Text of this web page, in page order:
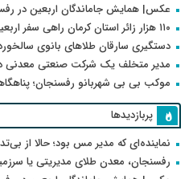
عکس| همایش جاماندگان اربعین در
۱۱۰ هزار زائر استان کرمان راهی سفر اربعین شدند
دستگیری سارقان طلاهای بانوی
مدیر متخلف یک شرکت صنعتی معدنی در
موکب بی بی شهربانو رفسنجان؛
پربازدیدها
نماینده‌ای که مدیر مس بود؛ حالا از
رفسنجان، معدن طلای مدیریتی یا